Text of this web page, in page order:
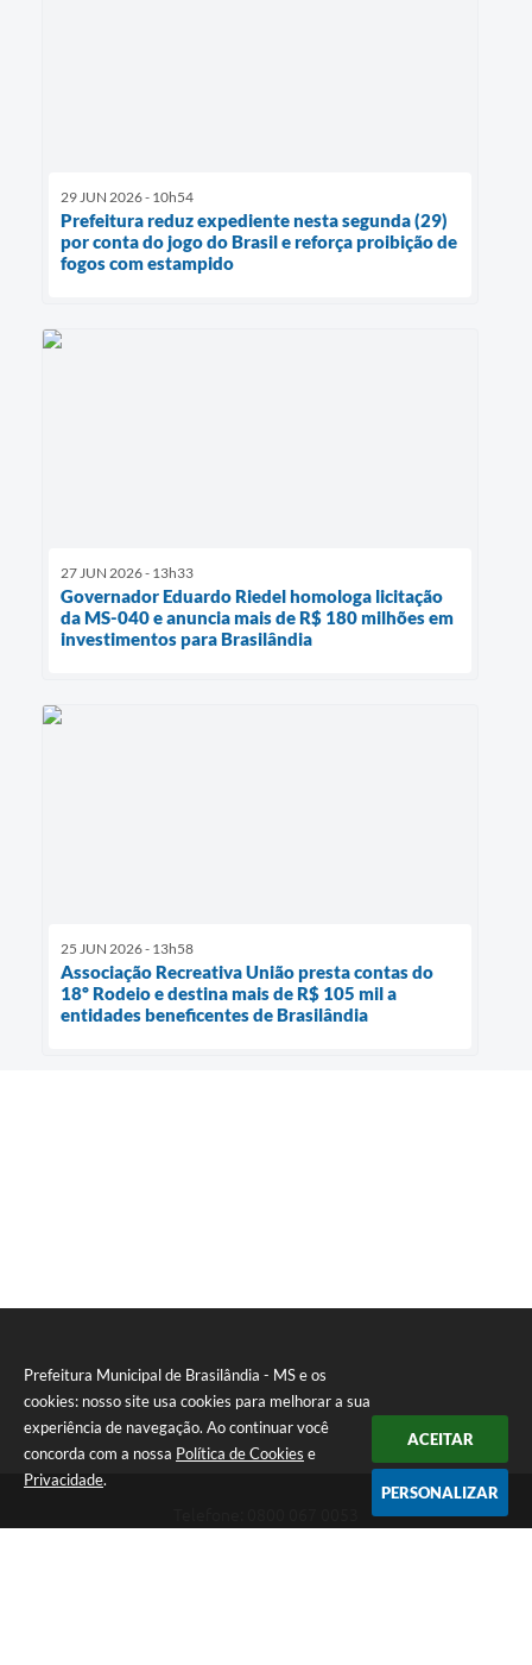
Prefeitura Municipal de Brasilândia - MS e os
cookies: nosso site usa cookies para melhorar a sua
experiência de navegação. Ao continuar você
concorda com a nossa Política de Cookies e
Privacidade.
ACEITAR
PERSONALIZAR
29 JUN 2026 - 10h54
Prefeitura reduz expediente nesta segunda (29)
por conta do jogo do Brasil e reforça proibição de
fogos com estampido
27 JUN 2026 - 13h33
Governador Eduardo Riedel homologa licitação
da MS-040 e anuncia mais de R$ 180 milhões em
investimentos para Brasilândia
25 JUN 2026 - 13h58
Associação Recreativa União presta contas do
18º Rodeio e destina mais de R$ 105 mil a
entidades beneficentes de Brasilândia